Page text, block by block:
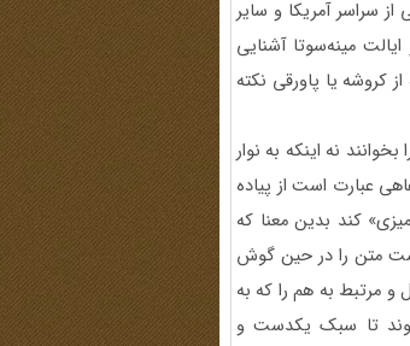
سراسر آمریکا و سایر
مینه‌سوتا آشنایی
کروشه یا پاورقی نکته
نه اینکه به نوار
عبارت است از پیاده
کند بدین معنا که
است متن را در حین گوش
مرتبط به هم را که به
شوند تا سبک یکدست و